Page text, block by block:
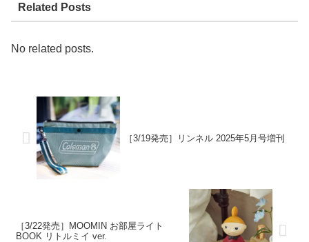
Related Posts
No related posts.
［3/19発売］リンネル 2025年5月号増刊
［3/22発売］MOOMIN お部屋ライト
BOOK リトルミイ ver.